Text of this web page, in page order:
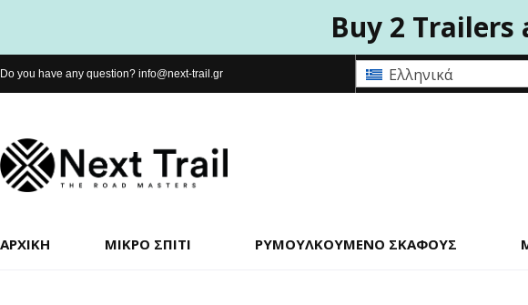
Buy 2 Trailers
Do you have any question? info@next-trail.gr Ελληνικά
ΑΡΧΙΚΉ ΜΙΚΡΌ ΣΠΊΤΙ ΡΥΜΟΥΛΚΟΎΜΕΝΟ ΣΚΆΦΟΥΣ